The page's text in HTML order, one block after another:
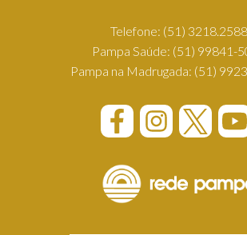
Telefone: (51) 3218.2588
Pampa Saúde: (51) 99841-
Pampa na Madrugada: (51)